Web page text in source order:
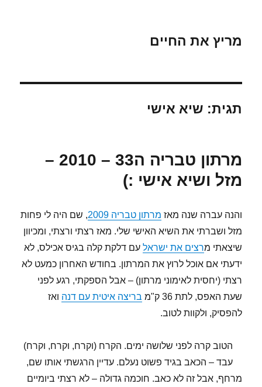
מריץ את החיים
תגית: שיא אישי
מרתון טבריה ה33 – 2010 –
מזל ושיא אישי :)
והנה עברה שנה מאז מרתון טבריה 2009
, שם היה לי פחות
מזל ושברתי את השיא האישי שלי. מאז רצתי ורצתי, ומכיוון
שיצאתי מרצים את ישראל עם דלקת קלה בגיס אכילס, לא
ידעתי אם אוכל לרוץ את המרתון. בחודש האחרון כמעט לא
רצתי (יחסית לאימוני מרתון) – אבל הספקתי, רגע לפני
שעת האפס, לתת 36 ק"מ
בריצה איטית עם דנה ואז
להפסיק, ולקוות לטוב.
הטוב קרה לפני שלושה ימים. הקרח (וקרח, וקרח, וקרח)
עבד – הכאב בגיד פשוט נעלם. עדיין הרגשתי אותו שם,
מרחף, אבל זה לא כאב. חוכמה גדולה – לא רצתי ביומיים